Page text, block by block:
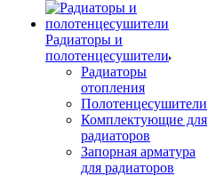
Радиаторы и
полотенцесушители
Радиаторы
отопления
Полотенцесушители
Комплектующие для
радиаторов
Запорная арматура
для радиаторов